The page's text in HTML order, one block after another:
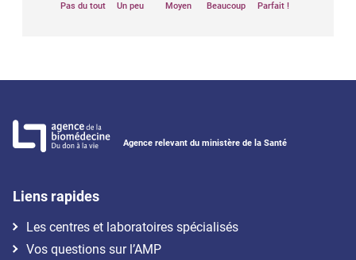
Pas du tout
Un peu
Moyen
Beaucoup
Parfait !
Agence relevant du ministère de la Santé
Liens rapides
Les centres et laboratoires spécialisés
Vos questions sur l’AMP